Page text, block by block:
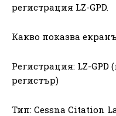
регистрация LZ-GPD.
Какво показва
Регистрация: LZ-GPD
регистър)
Тип: Cessna Citation